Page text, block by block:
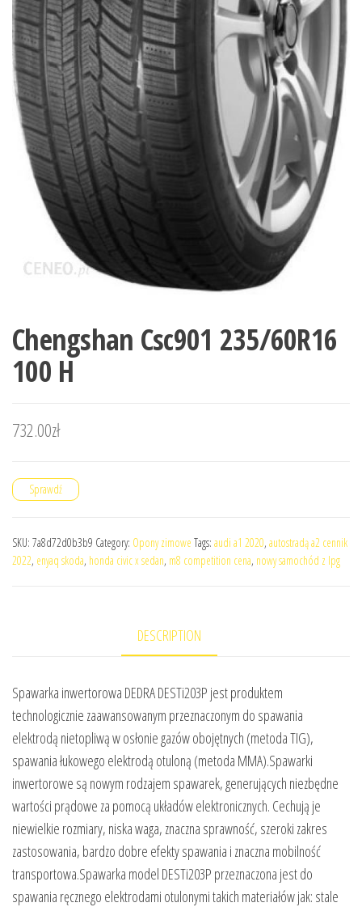
Chengshan Csc901 235/60R16
100 H
732.00zł
Sprawdź
SKU: 7a8d72d0b3b9 Category: Opony zimowe Tags: audi a1 2020, autostradą a2 cennik
2022, enyaq skoda, honda civic x sedan, m8 competition cena, nowy samochód z lpg
DESCRIPTION
Spawarka inwertorowa DEDRA DESTi203P jest produktem
technologicznie zaawansowanym przeznaczonym do spawania
elektrodą nietopliwą w osłonie gazów obojętnych (metoda TIG),
spawania łukowego elektrodą otuloną (metoda MMA).Spawarki
inwertorowe są nowym rodzajem spawarek, generujących niezbędne
wartości prądowe za pomocą układów elektronicznych. Cechują je
niewielkie rozmiary, niska waga, znaczna sprawność, szeroki zakres
zastosowania, bardzo dobre efekty spawania i znaczna mobilność
transportowa.Spawarka model DESTi203P przeznaczona jest do
spawania ręcznego elektrodami otulonymi takich materiałów jak: stale